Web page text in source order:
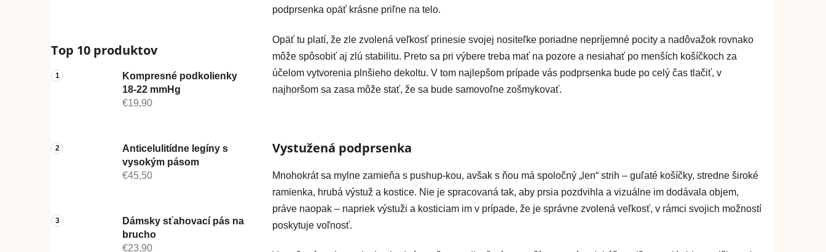
Top 10 produktov
Kompresné podkolienky
18-22 mmHg
€19,90
Anticelulitídne legíny s
vysokým pásom
€45,50
Dámsky sťahovací pás na
brucho
€23,90
podprsenka opäť krásne priľne na telo.
Opäť tu platí, že zle zvolená veľkosť prinesie svojej nositeľke poriadne nepríjemné pocity a nadôvažok rovnako
môže spôsobiť aj zlú stabilitu. Preto sa pri výbere treba mať na pozore a nesiahať po menších košíčkoch za
účelom vytvorenia plnšieho dekoltu. V tom najlepšom prípade vás podprsenka bude po celý čas tlačiť, v
najhoršom sa zasa môže stať, že sa bude samovoľne zošmykovať.
Vystužená podprsenka
Mnohokrát sa mylne zamieňa s pushup-kou, avšak s ňou má spoločný „len“ strih – guľaté košíčky, stredne široké
ramienka, hrubá výstuž a kostice. Nie je spracovaná tak, aby prsia pozdvihla a vizuálne im dodávala objem,
práve naopak – napriek výstuži a kosticiam im v prípade, že je správne zvolená veľkosť, v rámci svojich možností
poskytuje voľnosť.